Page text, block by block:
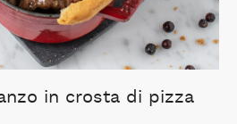
in crosta di pizza